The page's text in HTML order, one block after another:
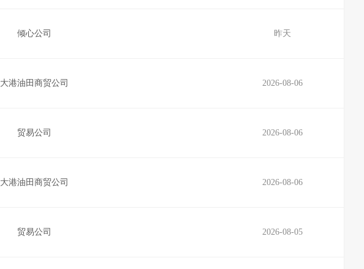
昨天
倾心公司
2026-08-06
大港油田商贸公司
2026-08-06
贸易公司
2026-08-06
大港油田商贸公司
2026-08-05
贸易公司